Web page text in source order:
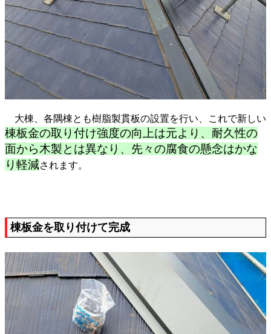
大棟、各隅棟とも樹脂製貫板の設置を行い、これで新しい
棟板金の取り付け強度の向上は元より、耐久性の
面から木製とは異なり、先々の腐食の懸念はかな
り軽減されます。
棟板金を取り付けて完成